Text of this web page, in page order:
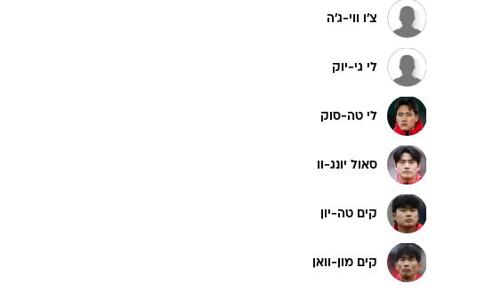
צ'ו ווי-ג'ה
לי גי-יוק
לי טה-סוק
סאול יונג-וו
קים טה-יון
קים מון-וואן